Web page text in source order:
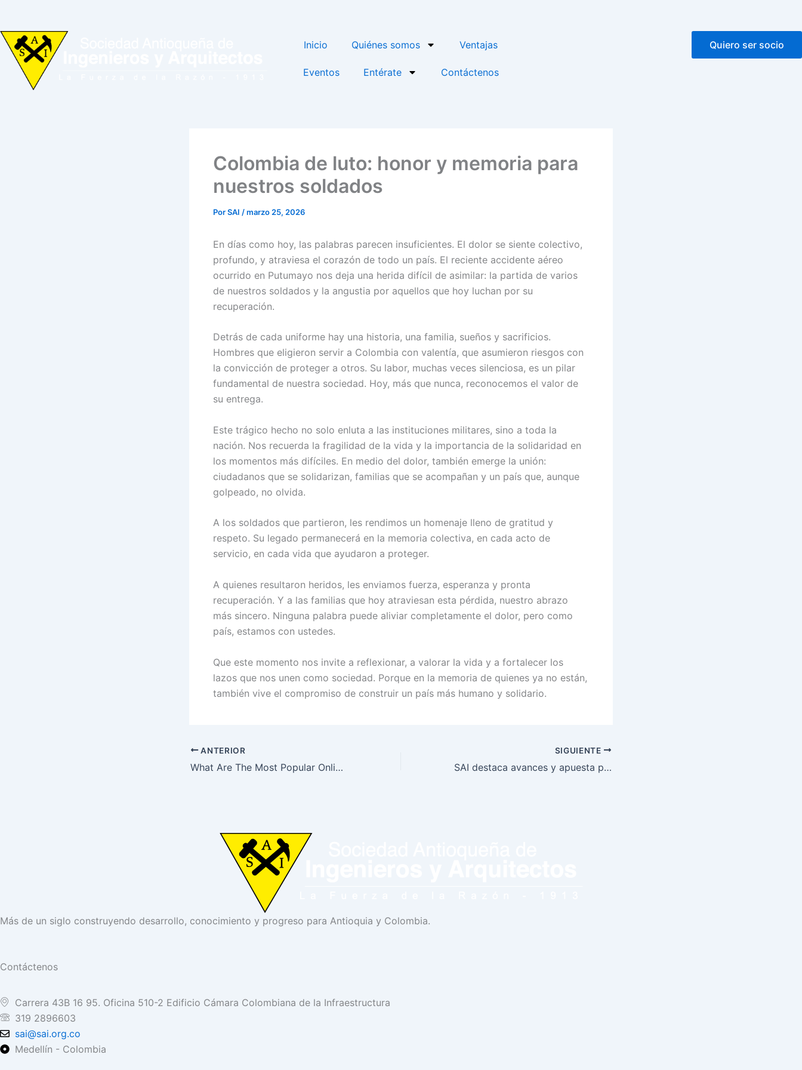
contenido
Inicio Quiénes somos Ventajas
Eventos Entérate Contáctenos
Quiero ser socio
Colombia de luto: honor y memoria para
nuestros soldados
PorSAI /marzo 25, 2026
En días como hoy, las palabras parecen insuficientes. El dolor se siente colectivo,
profundo, y atraviesa el corazón de todo un país. El reciente accidente aéreo
ocurrido en Putumayo nos deja una herida difícil de asimilar: la partida de varios
de nuestros soldados y la angustia por aquellos que hoy luchan por su
recuperación.
Detrás de cada uniforme hay una historia, una familia, sueños y sacrificios.
Hombres que eligieron servir a Colombia con valentía, que asumieron riesgos con
la convicción de proteger a otros. Su labor, muchas veces silenciosa, es un pilar
fundamental de nuestra sociedad. Hoy, más que nunca, reconocemos el valor de
su entrega.
Este trágico hecho no solo enluta a las instituciones militares, sino a toda la
nación. Nos recuerda la fragilidad de la vida y la importancia de la solidaridad en
los momentos más difíciles. En medio del dolor, también emerge la unión:
ciudadanos que se solidarizan, familias que se acompañan y un país que, aunque
golpeado, no olvida.
A los soldados que partieron, les rendimos un homenaje lleno de gratitud y
respeto. Su legado permanecerá en la memoria colectiva, en cada acto de
servicio, en cada vida que ayudaron a proteger.
A quienes resultaron heridos, les enviamos fuerza, esperanza y pronta
recuperación. Y a las familias que hoy atraviesan esta pérdida, nuestro abrazo
más sincero. Ninguna palabra puede aliviar completamente el dolor, pero como
país, estamos con ustedes.
Que este momento nos invite a reflexionar, a valorar la vida y a fortalecer los
lazos que nos unen como sociedad. Porque en la memoria de quienes ya no están,
también vive el compromiso de construir un país más humano y solidario.
ANTERIOR
What Are The Most Popular Online Casino Documentaries In Ireland
SIGUIENTE
SAI destaca avances y apuesta por la continuidad de propuestas en Asocapitales
Más de un siglo construyendo desarrollo, conocimiento y progreso para Antioquia y Colombia.
Contáctenos
Carrera 43B 16 95. Oficina 510-2 Edificio Cámara Colombiana de la Infraestructura
319 2896603
sai@sai.org.co
Medellín - Colombia